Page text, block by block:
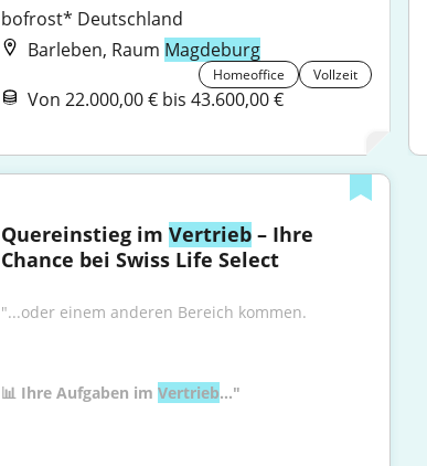
bofrost* Deutschland
Barleben, Raum Magdeburg
Homeoffice Vollzeit
Von 22.000,00 € bis 43.600,00 €
Quereinstieg im Vertrieb – Ihre
Chance bei Swiss Life Select
"...oder einem anderen Bereich kommen.
📊 Ihre Aufgaben im Vertrieb..."